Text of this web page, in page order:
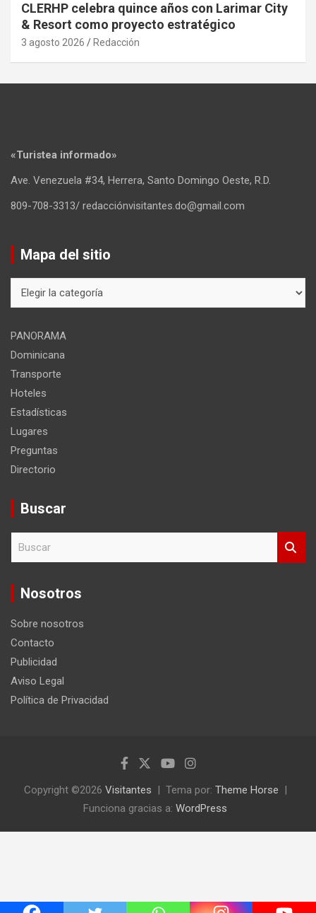
CLERHP celebra quince años con Larimar City
& Resort como proyecto estratégico
3 agosto 2026 Redacción
«Turistea informado»
Ave. Venezuela #34, Herrera, Santo Domingo Oeste, R.D.
809-708-3313/ redacciónvisitantes.do@gmail.com
Mapa del sitio
del
PANORAMA
Dominicana
Transporte
Hoteles
Estadísticas
Lugares
Preguntas
Directorio
Buscar
c
Nosotros
Sobre nosotros
Contacto
Publicidad
Aviso Legal
Política de Privacidad
Copyright ©2026 Visitantes Tema por: Theme Horse
Funciona gracias a: WordPress